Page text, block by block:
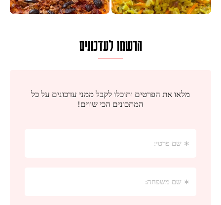
הרשמו לעדכונים